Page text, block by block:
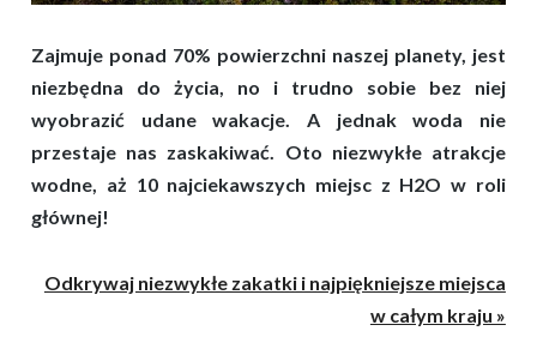
Zajmuje ponad 70% powierzchni naszej planety, jest
niezbędna do życia, no i trudno sobie bez niej
wyobrazić udane wakacje. A jednak woda nie
przestaje nas zaskakiwać. Oto niezwykłe atrakcje
wodne, aż 10 najciekawszych miejsc z H2O w roli
głównej!
Odkrywaj niezwykłe zakatki i najpiękniejsze miejsca
w całym kraju »